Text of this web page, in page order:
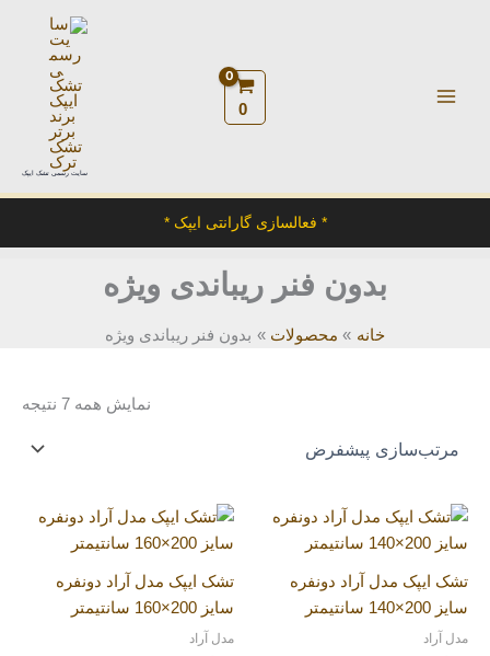
0
سایت رسمی تشک ایپک
* فعالسازی گارانتی ایپک *
بدون فنر ریباندی ویژه
خانه محصولات بدون فنر ریباندی ویژه
نمایش همه 7 نتیجه
تشک ایپک مدل آراد دونفره
سایز 200×140 سانتیمتر
مدل آراد
تشک ایپک مدل آراد دونفره
سایز 200×160 سانتیمتر
مدل آراد